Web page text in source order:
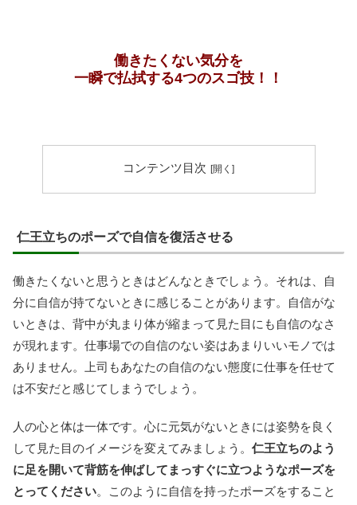
働きたくない気分を
一瞬で払拭する4つのスゴ技！！
コンテンツ目次
仁王立ちのポーズで自信を復活させる
働きたくないと思うときはどんなときでしょう。それは、自
分に自信が持てないときに感じることがあります。自信がな
いときは、背中が丸まり体が縮まって見た目にも自信のなさ
が現れます。仕事場での自信のない姿はあまりいいモノでは
ありません。上司もあなたの自信のない態度に仕事を任せて
は不安だと感じてしまうでしょう。
人の心と体は一体です。心に元気がないときには姿勢を良く
して見た目のイメージを変えてみましょう。 仁王立ちのよう
に足を開いて背筋を伸ばしてまっすぐに立つようなポーズを
とってください。このように自信を持ったポーズをすること